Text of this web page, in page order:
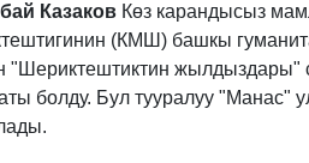
Казаков Көз карандысыз
(КМШ) башкы
"Шериктештиктин
болду. Бул тууралуу "Манас"